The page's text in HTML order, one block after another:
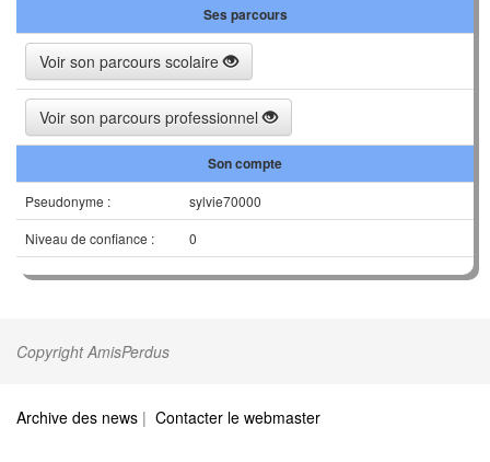
Ses parcours
Voir son parcours scolaire
Voir son parcours professionnel
Son compte
Pseudonyme :
sylvie70000
Niveau de confiance :
0
Copyright AmisPerdus
Archive des news | Contacter le webmaster